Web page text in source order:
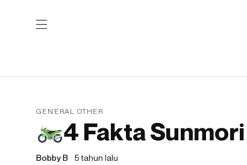
GENERAL OTHER
4 Fakta
Bobby B 5 tahun lalu